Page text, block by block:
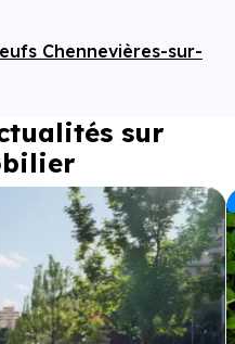
Chennevières-sur-
sur